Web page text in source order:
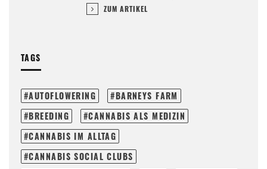
ZUM ARTIKEL
TAGS
AUTOFLOWERING
BARNEYS FARM
BREEDING
CANNABIS ALS MEDIZIN
CANNABIS IM ALLTAG
CANNABIS SOCIAL CLUBS